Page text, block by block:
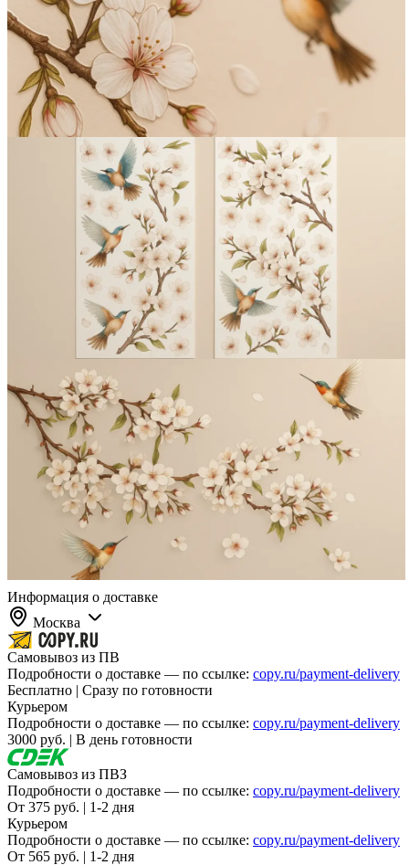
Вакансии
О компании
Написать директору
Арендодателям
Портфолио
Франшиза
Контакты
Информация о доставке
Москва
Самовывоз из ПВ
Подробности о доставке — по ссылке: copy.ru/payment-delivery
Бесплатно | Сразу по готовности
Курьером
Подробности о доставке — по ссылке: copy.ru/payment-delivery
3000 руб. | В день готовности
Самовывоз из ПВЗ
Подробности о доставке — по ссылке: copy.ru/payment-delivery
От 375 руб. | 1-2 дня
Курьером
Подробности о доставке — по ссылке: copy.ru/payment-delivery
От 565 руб. | 1-2 дня